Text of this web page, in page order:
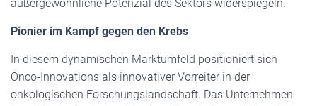
außergewöhnliche Potenzial des Sektors widerspiegeln.
Pionier im Kampf gegen den Krebs
In diesem dynamischen Marktumfeld positioniert sich
Onco-Innovations als innovativer Vorreiter in der
onkologischen Forschungslandschaft. Das Unternehmen